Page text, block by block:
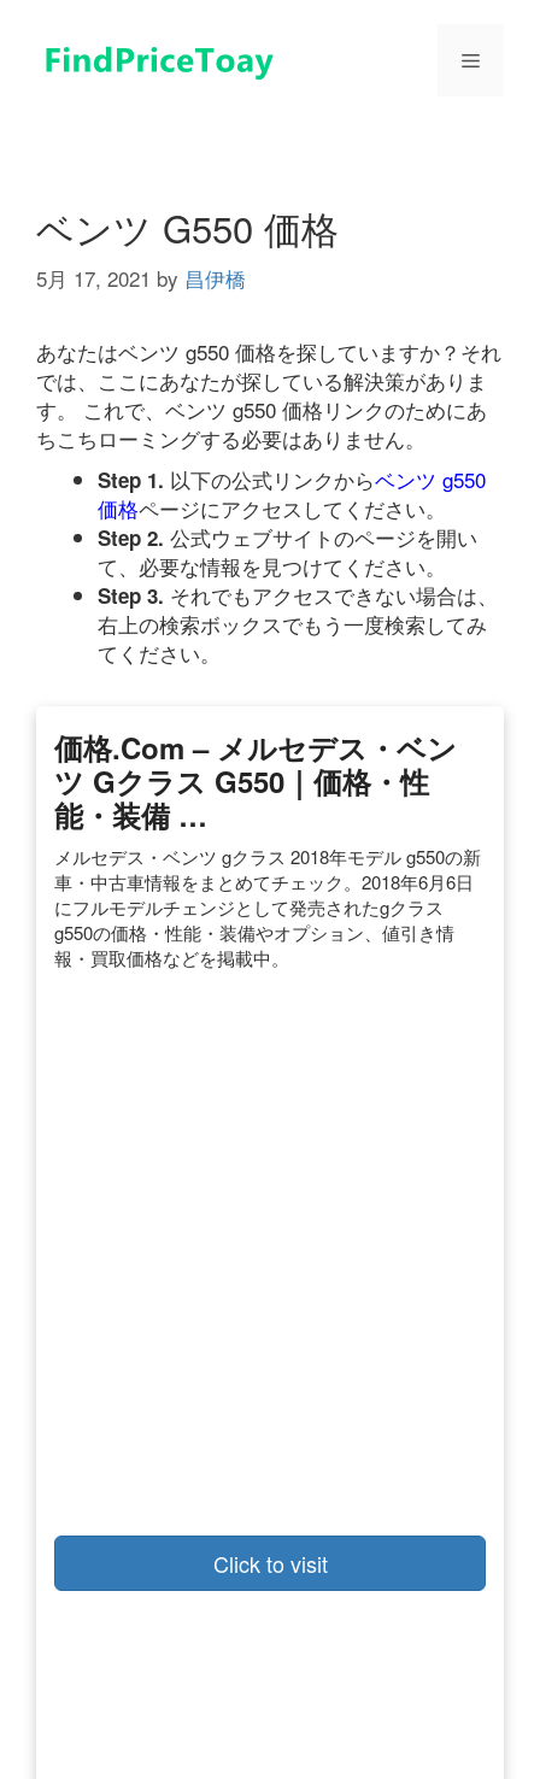
メ
ベンツ G550 価格
5月 17, 2021 by 昌伊橋
あなたはベンツ g550 価格を探していますか？それ
では、ここにあなたが探している解決策がありま
す。 これで、ベンツ g550 価格リンクのためにあ
ちこちローミングする必要はありません。
Step 1. 以下の公式リンクからベンツ g550
価格ページにアクセスしてください。
Step 2. 公式ウェブサイトのページを開い
て、必要な情報を見つけてください。
Step 3. それでもアクセスできない場合は、
右上の検索ボックスでもう一度検索してみ
てください。
価格.com – メルセデス・ベン
ツ Gクラス G550｜価格・性
能・装備 …
メルセデス・ベンツ gクラス 2018年モデル g550の新
車・中古車情報をまとめてチェック。2018年6月6日
にフルモデルチェンジとして発売されたgクラス
g550の価格・性能・装備やオプション、値引き情
報・買取価格などを掲載中。
Click to visit